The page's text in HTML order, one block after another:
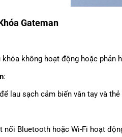
Gateman
khóa không hoạt động hoặc phản
:
lau sạch cảm biến vân tay và thẻ
nối Bluetooth hoặc Wi-Fi hoạt